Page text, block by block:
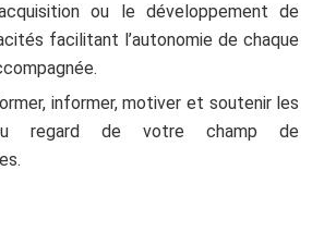
ou le développement de
facilitant l’autonomie de chaque
informer, motiver et soutenir les
regard de votre champ de